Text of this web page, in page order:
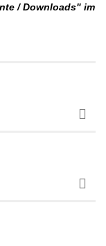
/ Downloads" im